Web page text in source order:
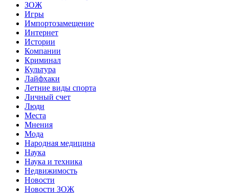
ЗОЖ
Игры
Импортозамещение
Интернет
Истории
Компании
Криминал
Культура
Лайфхаки
Летние виды спорта
Личный счет
Люди
Места
Мнения
Мода
Народная медицина
Наука
Наука и техника
Недвижимость
Новости
Новости ЗОЖ